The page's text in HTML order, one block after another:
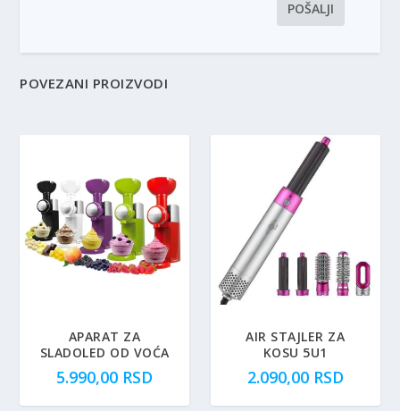
POVEZANI PROIZVODI
APARAT ZA
SLADOLED OD VOĆA
5.990,00 RSD
5.00
AIR STAJLER ZA
KOSU 5U1
2.090,00 RSD